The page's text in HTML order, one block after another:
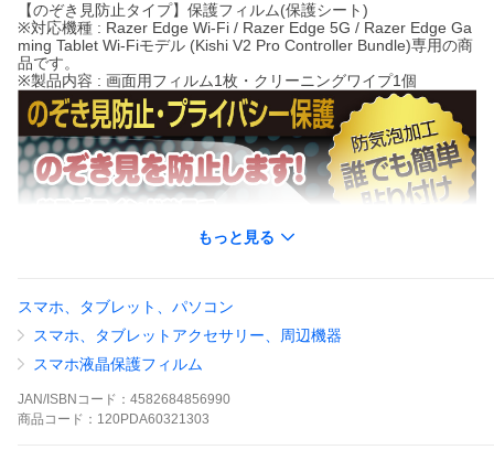
【のぞき見防止タイプ】保護フィルム(保護シート)
※対応機種 : Razer Edge Wi-Fi / Razer Edge 5G / Razer Edge Ga
ming Tablet Wi-Fiモデル (Kishi V2 Pro Controller Bundle)専用の商
品です。
※製品内容 : 画面用フィルム1枚・クリーニングワイプ1個
もっと見る
スマホ、タブレット、パソコン
スマホ、タブレットアクセサリー、周辺機器
スマホ液晶保護フィルム
JAN/ISBNコード： 4582684856990
商品 コード： 120PDA60321303